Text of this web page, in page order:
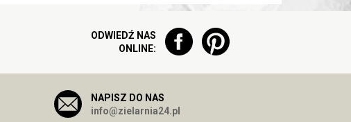
ODWIEDŹ NAS
ONLINE:
NAPISZ DO NAS
info@zielarnia24.pl